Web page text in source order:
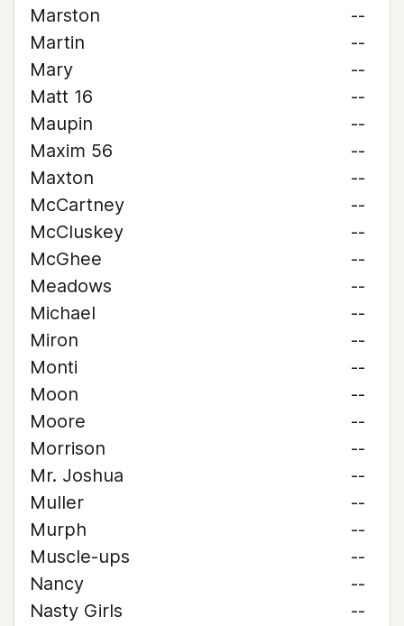
Marston
--
Martin
--
Mary
--
Matt 16
--
Maupin
--
Maxim 56
--
Maxton
--
McCartney
--
McCluskey
--
McGhee
--
Meadows
--
Michael
--
Miron
--
Monti
--
Moon
--
Moore
--
Morrison
--
Mr. Joshua
--
Muller
--
Murph
--
Muscle-ups
--
Nancy
--
Nasty Girls
--